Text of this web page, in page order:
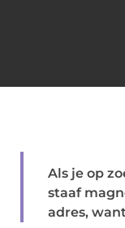
Als je op
staaf
adres,